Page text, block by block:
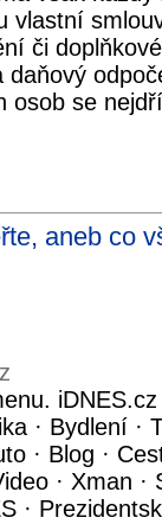
vlastní
či
daňový
osob se
aneb co
iDNES.cz
· Bydlení ·
· Blog ·
· Xman
·